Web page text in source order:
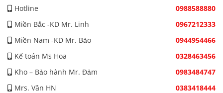
Hotline
0988588880
Miền Bắc -KD Mr. Linh
0967212333
Miền Nam -KD Mr. Bảo
0944954466
Kế toán Ms Hoa
0328463456
Kho – Bảo hành Mr. Đảm
0983484747
Mrs. Vân HN
0383418444